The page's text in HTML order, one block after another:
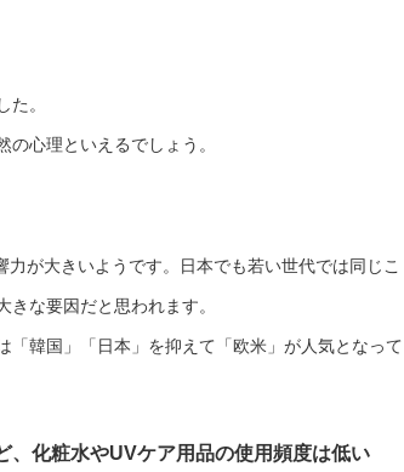
。
心理といえるでしょう。
が大きいようです。日本でも若い世代では同じこ
な要因だと思われます。
「韓国」「日本」を抑えて「欧米」が人気となって
、化粧水やUVケア用品の使用頻度は低い